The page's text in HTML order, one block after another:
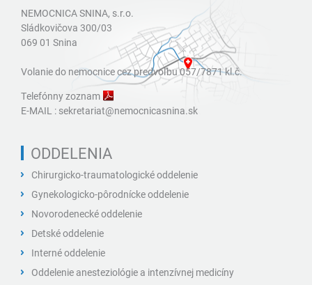
NEMOCNICA SNINA, s.r.o.
Sládkovičova 300/03
069 01 Snina
Volanie do nemocnice cez predvoľbu 057/7871 kl.č.
Telefónny zoznam
E-MAIL : sekretariat@nemocnicasnina.sk
ODDELENIA
Chirurgicko-traumatologické oddelenie
Gynekologicko-pôrodnícke oddelenie
Novorodenecké oddelenie
Detské oddelenie
Interné oddelenie
Oddelenie anesteziológie a intenzívnej medicíny